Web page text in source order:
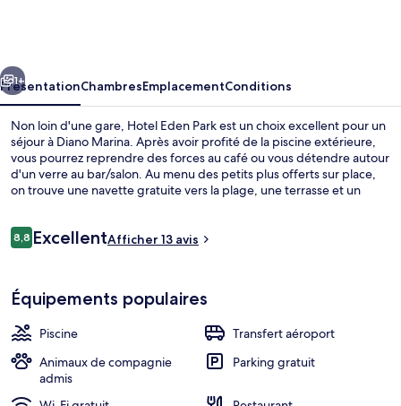
Suivant
1+
PrésentationChambresEmplacementConditions
Non loin d'une gare, Hotel Eden Park est un choix excellent pour un
séjour à Diano Marina. Après avoir profité de la piscine extérieure,
vous pourrez reprendre des forces au café ou vous détendre autour
d'un verre au bar/salon. Au menu des petits plus offerts sur place,
on trouve une navette gratuite vers la plage, une terrasse et un
Avis
voyageurs
8,88,8 sur 10
ExcellentAfficher 13 avis
Équipements populaires
Piscine
Transfert aéroport
Animaux de compagnie
admis
Parking gratuit